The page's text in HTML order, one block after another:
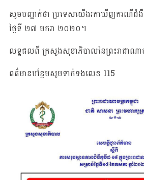
សូមបញ្ជាក់ថា​ ប្រទេសយេីងរកឃេីញករណីជំ
ថ្ងៃទី​ ២៧​ មករា​ ២០២០​។
លទ្ឋផលពី ក្រសួងសុខាភិបាលនៃព្រះរាជាណាច
ពត៌មានបន្ថែមសូមទាក់ទងលេខ​ 115